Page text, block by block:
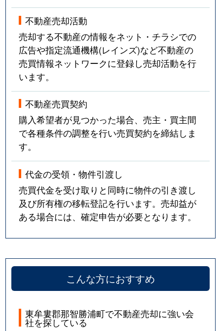
不動産売却活動
売却する不動産の情報をネット・チラシでの
広告や指定流通機構(レインズ)など不動産の
売買情報ネットワークに登録し売却活動を行
います。
不動産売買契約
購入希望者が見つかった場合、売主・買主間
で各種条件の調整を行い売買契約を締結しま
す。
代金の受領・物件引渡し
売買代金を受け取りと同時に物件の引き渡し
及び所有権の移転登記を行います。売却益が
ある場合には、確定申告が必要となります。
こんな方におすすめ
東牟婁郡那智勝浦町で不動産売却に強い会
社を探している